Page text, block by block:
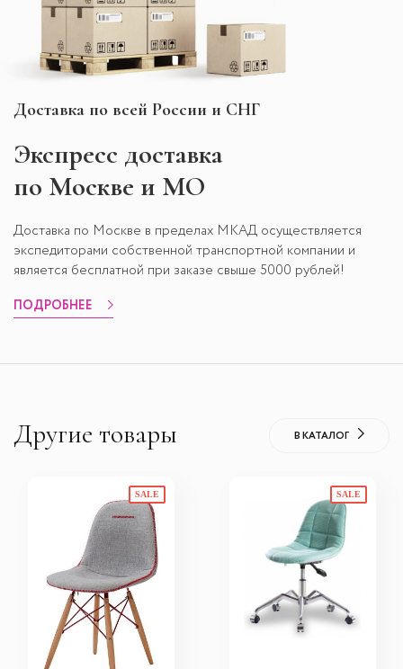
Доставка по всей России и СНГ
Экспресс доставка
по Москве и МО
Доставка по Москве в пределах МКАД осуществляется
экспедиторами собственной транспортной компании и
является бесплатной при заказе свыше 5000 рублей!
ПОДРОБНЕЕ
Другие товары В КАТАЛОГ
SALE SALE